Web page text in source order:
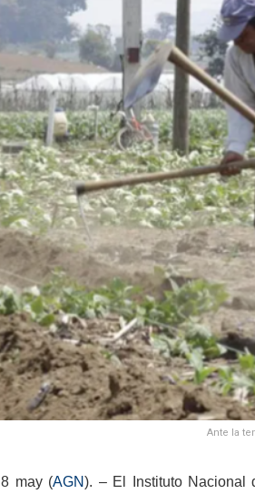
Ante la
may (AGN). – El Instituto Nacional